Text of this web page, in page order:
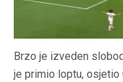
Brzo je izveden
je primio loptu, osjetio